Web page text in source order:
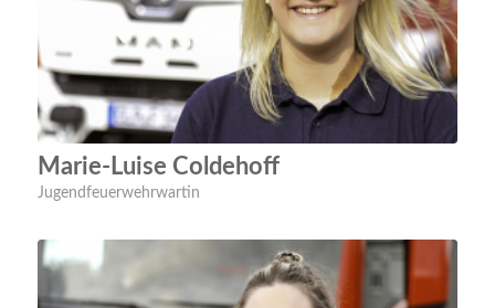
Marie-Luise Coldehoff
Jugendfeuerwehrwartin